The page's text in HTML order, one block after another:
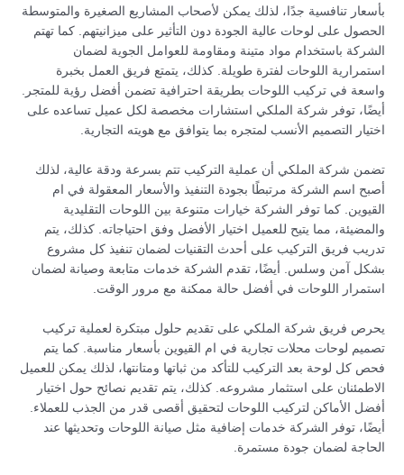
بأسعار تنافسية جدًا، لذلك يمكن لأصحاب المشاريع الصغيرة والمتوسطة
الحصول على لوحات عالية الجودة دون التأثير على ميزانيتهم. كما تهتم
الشركة باستخدام مواد متينة ومقاومة للعوامل الجوية لضمان
استمرارية اللوحات لفترة طويلة. كذلك، يتمتع فريق العمل بخبرة
واسعة في تركيب اللوحات بطريقة احترافية تضمن أفضل رؤية للمتجر.
أيضًا، توفر شركة الملكي استشارات مخصصة لكل عميل تساعده على
اختيار التصميم الأنسب لمتجره بما يتوافق مع هويته التجارية.
تضمن شركة الملكي أن عملية التركيب تتم بسرعة ودقة عالية، لذلك
أصبح اسم الشركة مرتبطًا بجودة التنفيذ والأسعار المعقولة في ام
القيوين. كما توفر الشركة خيارات متنوعة بين اللوحات التقليدية
والمضيئة، مما يتيح للعميل اختيار الأفضل وفق احتياجاته. كذلك، يتم
تدريب فريق التركيب على أحدث التقنيات لضمان تنفيذ كل مشروع
بشكل آمن وسلس. أيضًا، تقدم الشركة خدمات متابعة وصيانة لضمان
استمرار اللوحات في أفضل حالة ممكنة مع مرور الوقت.
يحرص فريق شركة الملكي على تقديم حلول مبتكرة لعملية تركيب
تصميم لوحات محلات تجارية في ام القيوين بأسعار مناسبة. كما يتم
فحص كل لوحة بعد التركيب للتأكد من ثباتها ومتانتها، لذلك يمكن للعميل
الاطمئنان على استثمار مشروعه. كذلك، يتم تقديم نصائح حول اختيار
أفضل الأماكن لتركيب اللوحات لتحقيق أقصى قدر من الجذب للعملاء.
أيضًا، توفر الشركة خدمات إضافية مثل صيانة اللوحات وتحديثها عند
الحاجة لضمان جودة مستمرة.